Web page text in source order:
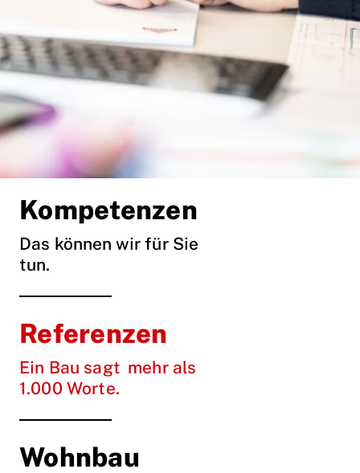
Kompetenzen
Das können wir für Sie
tun.
Referenzen
Ein Bau sagt mehr als
1.000 Worte.
Wohnbau